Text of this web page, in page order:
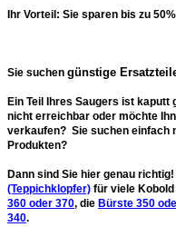
Ihr Vorteil: Sie sparen bis zu 50%
Sie suchen günstige
Ein Teil Ihres Saugers ist kaputt
nicht erreichbar oder möchte
verkaufen? Sie suchen einfach
Produkten?
Dann sind Sie hier genau
(Teppichklopfer) für viele Kobold
360 oder 370, die Bürste 350
340.